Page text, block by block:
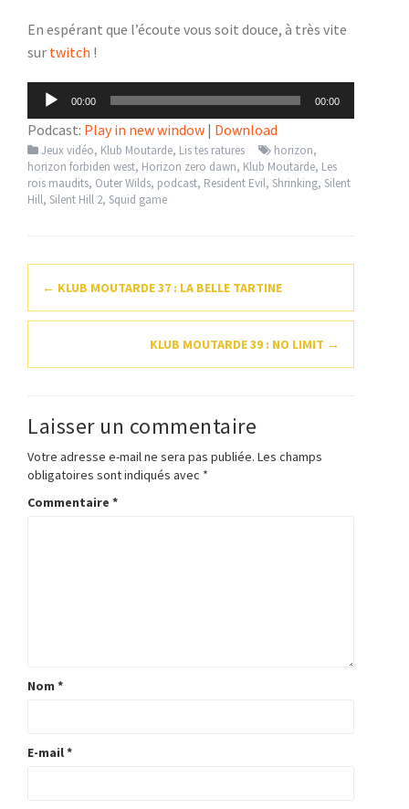
En espérant que l’écoute vous soit douce, à très vite
sur twitch !
Lecteur
audio
00:00 00:00
Podcast: Play in new window | Download
Jeux vidéo, Klub Moutarde, Lis tes ratures horizon,
horizon forbiden west, Horizon zero dawn, Klub Moutarde, Les
rois maudits, Outer Wilds, podcast, Resident Evil, Shrinking, Silent
Hill, Silent Hill 2, Squid game
Navigation
d'article
← KLUB MOUTARDE 37 : LA BELLE TARTINE
KLUB MOUTARDE 39 : NO LIMIT →
Laisser un commentaire
Votre adresse e-mail ne sera pas publiée. Les champs
obligatoires sont indiqués avec *
Commentaire *
Nom *
E-mail*